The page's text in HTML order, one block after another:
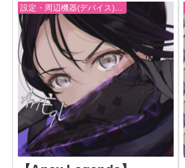
レジェンズ】
設定・周辺機器(デバイス)-エーペックスレジェンズ【Apex Legends】